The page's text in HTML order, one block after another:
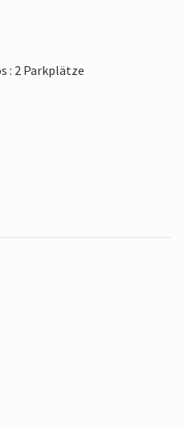
: 2 Parkplätze